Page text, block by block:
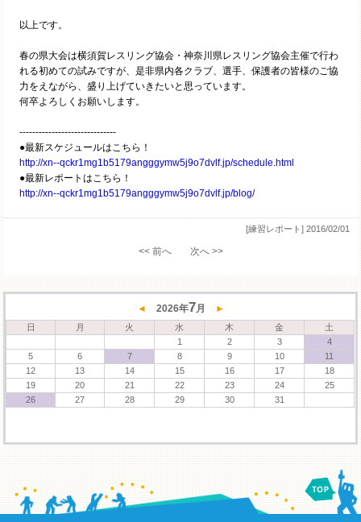
以上です。
春の県大会は横須賀レスリング協会・神奈川県レスリング協会主催で行わ
れる初めての試みですが、是非県内各クラブ、選手、保護者の皆様のご協
力をえながら、盛り上げていきたいと思っています。
何卒よろしくお願いします。
------------------------------
●最新スケジュールはこちら！
http://xn--qckr1mg1b5179angggymw5j9o7dvlf.jp/schedule.html
●最新レポートはこちら！
http://xn--qckr1mg1b5179angggymw5j9o7dvlf.jp/blog/
[練習レポート] 2016/02/01
<< 前へ 次へ >>
◄ 2026年7月 ►
日 月 火 水 木 金
土
1
2 3
4
5
6 7 8 9 10
11
12
13 14 15 16 17
18
19
20 21 22 23 24
25
26
27 28 29 30 31